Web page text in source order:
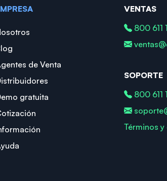
de Venta
gratuita
VENTAS
800 611
SOPORTE
800 611
Términos